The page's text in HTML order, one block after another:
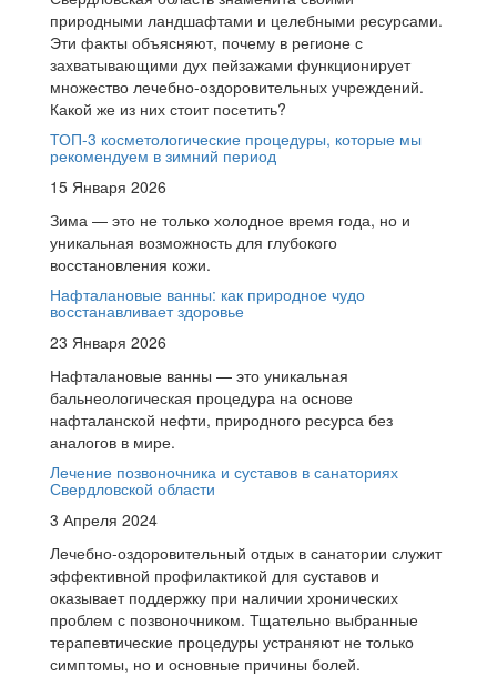
природными ландшафтами и целебными ресурсами.
Эти факты объясняют, почему в регионе с
захватывающими дух пейзажами функционирует
множество лечебно-оздоровительных учреждений.
Какой же из них стоит посетить?
ТОП-3 косметологические процедуры, которые мы
рекомендуем в зимний период
15 Января 2026
Зима — это не только холодное время года, но и
уникальная возможность для глубокого
восстановления кожи.
Нафталановые ванны: как природное чудо
восстанавливает здоровье
23 Января 2026
Нафталановые ванны — это уникальная
бальнеологическая процедура на основе
нафталанской нефти, природного ресурса без
аналогов в мире.
Лечение позвоночника и суставов в санаториях
Свердловской области
3 Апреля 2024
Лечебно-оздоровительный отдых в санатории служит
эффективной профилактикой для суставов и
оказывает поддержку при наличии хронических
проблем с позвоночником. Тщательно выбранные
терапевтические процедуры устраняют не только
симптомы, но и основные причины болей.